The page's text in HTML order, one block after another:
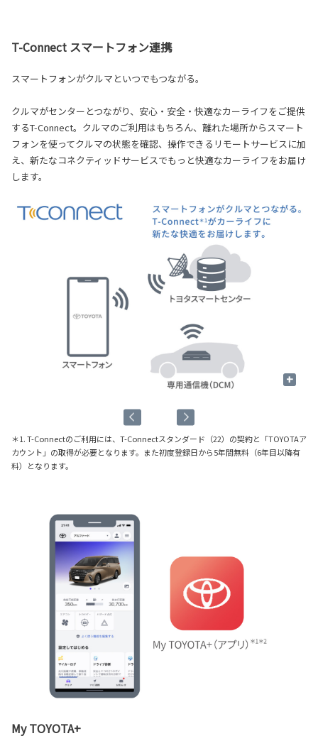
T-Connect スマートフォン連携
スマートフォンがクルマといつでもつながる。
クルマがセンターとつながり、安心・安全・快適なカーライフをご提供
するT-Connect。クルマのご利用はもちろん、離れた場所からスマート
フォンを使ってクルマの状態を確認、操作できるリモートサービスに加
え、新たなコネクティッドサービスでもっと快適なカーライフをお届け
します。
+
＊1. T-Connectのご利用には、T-Connectスタンダード（22）の契約と「TOYOTAア
カウント」の取得が必要となります。また初度登録日から5年間無料（6年目以降有
料）となります。
My TOYOTA+